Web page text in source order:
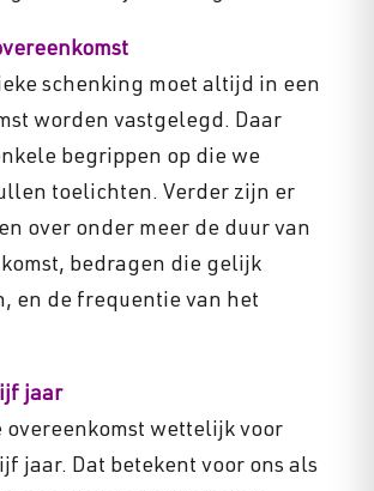
schenking moet altijd in een
worden vastgelegd. Daar
begrippen op die we
toelichten. Verder zijn er
over onder meer de duur van
bedragen die gelijk
en de frequentie van het
jaar
overeenkomst wettelijk voor
jaar. Dat betekent voor ons als